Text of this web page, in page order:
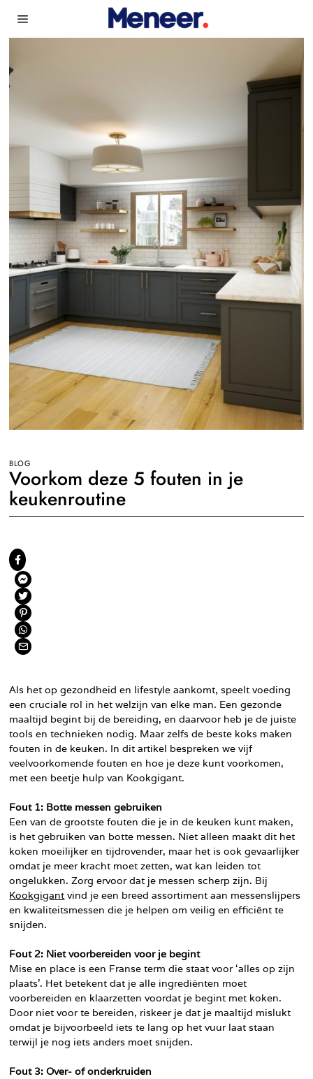
BLOG
Voorkom deze 5 fouten in je
keukenroutine
Als het op gezondheid en lifestyle aankomt, speelt voeding
een cruciale rol in het welzijn van elke man. Een gezonde
maaltijd begint bij de bereiding, en daarvoor heb je de juiste
tools en technieken nodig. Maar zelfs de beste koks maken
fouten in de keuken. In dit artikel bespreken we vijf
veelvoorkomende fouten en hoe je deze kunt voorkomen,
met een beetje hulp van Kookgigant.
Fout 1: Botte messen gebruiken
Een van de grootste fouten die je in de keuken kunt maken,
is het gebruiken van botte messen. Niet alleen maakt dit het
koken moeilijker en tijdrovender, maar het is ook gevaarlijker
omdat je meer kracht moet zetten, wat kan leiden tot
ongelukken. Zorg ervoor dat je messen scherp zijn. Bij
Kookgigant vind je een breed assortiment aan messenslijpers
en kwaliteitsmessen die je helpen om veilig en efficiënt te
snijden.
Fout 2: Niet voorbereiden voor je begint
Mise en place is een Franse term die staat voor ‘alles op zijn
plaats’. Het betekent dat je alle ingrediënten moet
voorbereiden en klaarzetten voordat je begint met koken.
Door niet voor te bereiden, riskeer je dat je maaltijd mislukt
omdat je bijvoorbeeld iets te lang op het vuur laat staan
terwijl je nog iets anders moet snijden.
Fout 3: Over- of onderkruiden